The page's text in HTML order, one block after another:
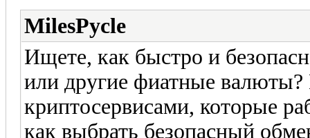
MilesPycle
Ищете, как быстро и
или другие фиатные
криптосервисами, которые
как выбрать безопасный